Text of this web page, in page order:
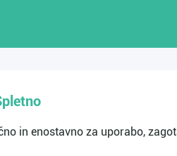
in enostavno za uporabo,